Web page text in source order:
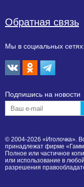
Обратная связь
Мы в социальных сетях:
Подпишиcь на новости
© 2004-2026 «Иголочка».
принадлежат фирме
Полное или частичное
или использование в
разрешения